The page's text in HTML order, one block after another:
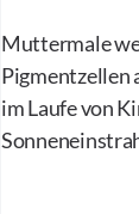
Muttermale
Pigmentzellen
im Laufe von